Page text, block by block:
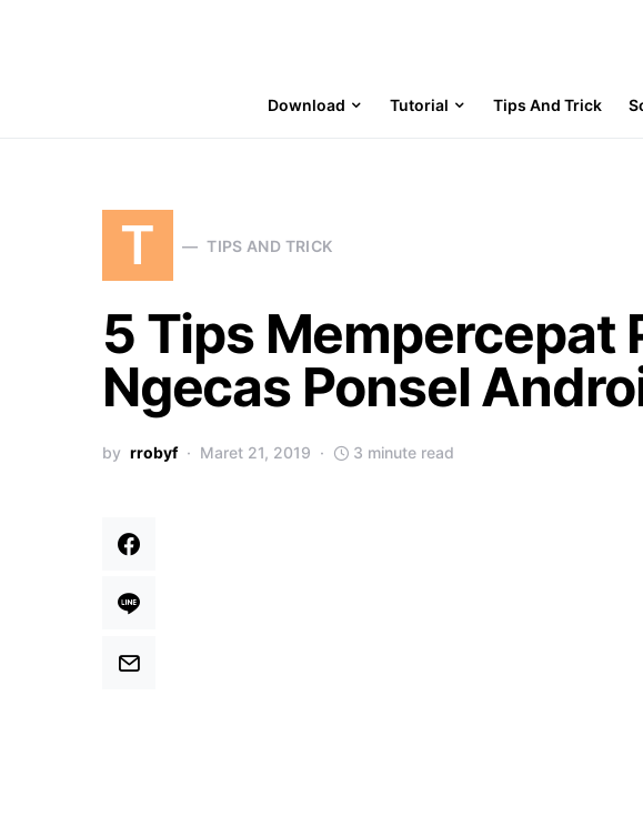
Download Tutorial Tips And Trick
T TIPS AND TRICK
5 Tips Mempercepat
Ngecas Ponsel
by rrobyf Maret 21, 2019 3 minute read